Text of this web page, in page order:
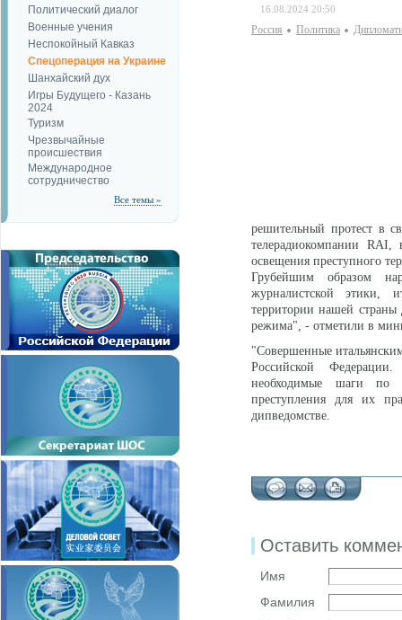
Политический диалог
Военные учения
Неспокойный Кавказ
Спецоперация на Украине
Шанхайский дух
Игры Будущего - Казань
2024
Туризм
Чрезвычайные
происшествия
Международное
сотрудничество
Все темы »
16.08.2024 20:50
Россия Политика
решительный протест в
телерадиокомпании
освещения преступного
Грубейшим образом
журналистской этики,
территории нашей страны
режима", - отметили в
"Совершенные
Российской
необходимые шаги по
преступления для их
дипведомстве.
Оставить
Имя
Фамилия